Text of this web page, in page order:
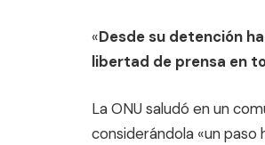
«Desde su detención
libertad de prensa en
La ONU saludó en un
considerándola «un